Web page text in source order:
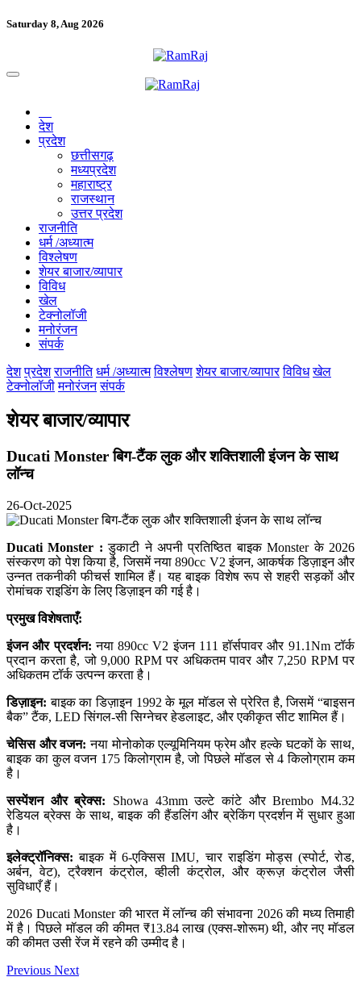
Saturday 8, Aug 2026
देश
प्रदेश
छत्तीसगढ़
मध्यप्रदेश
महाराष्ट्र
राजस्थान
उत्तर प्रदेश
राजनीति
धर्म /अध्यात्म
विश्लेषण
शेयर बाजार/व्यापार
विविध
खेल
टेक्नोलॉजी
मनोरंजन
संपर्क
देश प्रदेश राजनीति धर्म /अध्यात्म विश्लेषण शेयर बाजार/व्यापार विविध खेल
टेक्नोलॉजी मनोरंजन संपर्क
शेयर बाजार/व्यापार
Ducati Monster बिग-टैंक लुक और शक्तिशाली इंजन के साथ
लॉन्च
26-Oct-2025
Ducati Monster : डुकाटी ने अपनी प्रतिष्ठित बाइक Monster के 2026
संस्करण को पेश किया है, जिसमें नया 890cc V2 इंजन, आकर्षक डिज़ाइन और
उन्नत तकनीकी फीचर्स शामिल हैं। यह बाइक विशेष रूप से शहरी सड़कों और
रोमांचक राइडिंग के लिए डिज़ाइन की गई है।
प्रमुख विशेषताएँ:
इंजन और प्रदर्शन: नया 890cc V2 इंजन 111 हॉर्सपावर और 91.1Nm टॉर्क
प्रदान करता है, जो 9,000 RPM पर अधिकतम पावर और 7,250 RPM पर
अधिकतम टॉर्क उत्पन्न करता है।
डिज़ाइन: बाइक का डिज़ाइन 1992 के मूल मॉडल से प्रेरित है, जिसमें “बाइसन
बैक” टैंक, LED सिंगल-सी सिग्नेचर हेडलाइट, और एकीकृत सीट शामिल हैं।
चेसिस और वजन: नया मोनोकोक एल्यूमिनियम फ्रेम और हल्के घटकों के साथ,
बाइक का कुल वजन 175 किलोग्राम है, जो पिछले मॉडल से 4 किलोग्राम कम
है।
सस्पेंशन और ब्रेक्स: Showa 43mm उल्टे कांटे और Brembo M4.32
रेडियल ब्रेक्स के साथ, बाइक की हैंडलिंग और ब्रेकिंग प्रदर्शन में सुधार हुआ
है।
इलेक्ट्रॉनिक्स: बाइक में 6-एक्सिस IMU, चार राइडिंग मोड्स (स्पोर्ट, रोड,
अर्बन, वेट), ट्रैक्शन कंट्रोल, व्हीली कंट्रोल, और क्रूज़ कंट्रोल जैसी
सुविधाएँ हैं।
2026 Ducati Monster की भारत में लॉन्च की संभावना 2026 की मध्य तिमाही
में है। पिछले मॉडल की कीमत ₹13.84 लाख (एक्स-शोरूम) थी, और नए मॉडल
की कीमत उसी रेंज में रहने की उम्मीद है।
Previous Next